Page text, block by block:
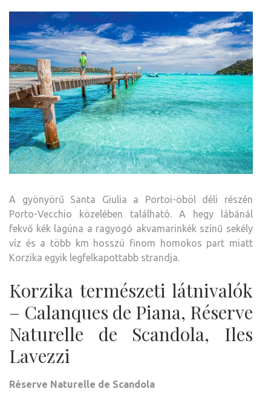
A gyönyörű Santa Giulia a Portoi-öböl déli részén
Porto-Vecchio közelében található. A hegy lábánál
fekvő kék lagúna a ragyogó akvamarinkék színű sekély
víz és a több km hosszú finom homokos part miatt
Korzika egyik legfelkapottabb strandja.
Korzika természeti látnivalók
– Calanques de Piana, Réserve
Naturelle de Scandola, Iles
Lavezzi
Réserve Naturelle de Scandola